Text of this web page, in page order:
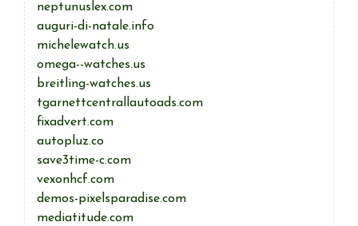
neptunuslex.com
auguri-di-natale.info
michelewatch.us
omega--watches.us
breitling-watches.us
tgarnettcentrallautoads.com
fixadvert.com
autopluz.co
save3time-c.com
vexonhcf.com
demos-pixelsparadise.com
mediatitude.com